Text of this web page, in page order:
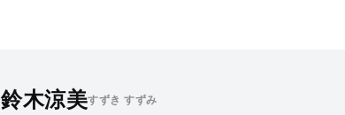
鈴木涼美すずき すずみ